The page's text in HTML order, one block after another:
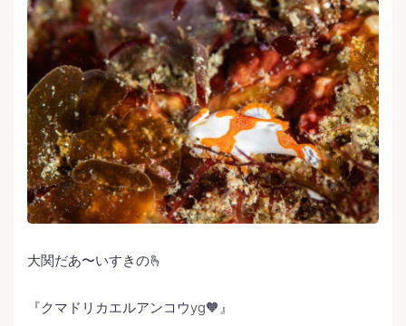
大関だあ〜いすきの🫰
『クマドリカエルアンコウyg🧡』